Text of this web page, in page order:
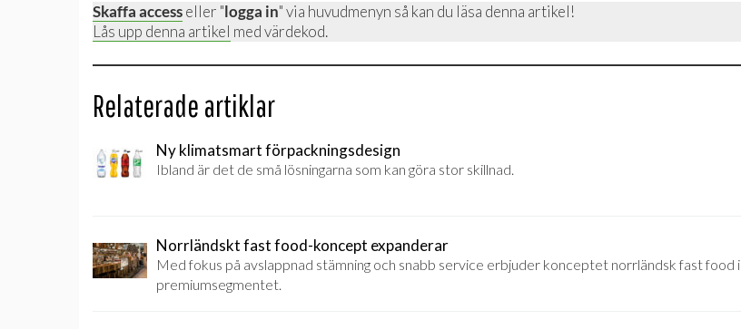
Skaffa accesseller "logga in" via huvudmenyn så kan du läsa denna artikel!
Lås upp denna artikel med värdekod.
Relaterade artiklar
Ny klimatsmart förpackningsdesign
Ibland är det de små lösningarna som kan göra stor skillnad.
Norrländskt fast food-koncept expanderar
Med fokus på avslappnad stämning och snabb service erbjuder konceptet norrländsk fast food i
premiumsegmentet.